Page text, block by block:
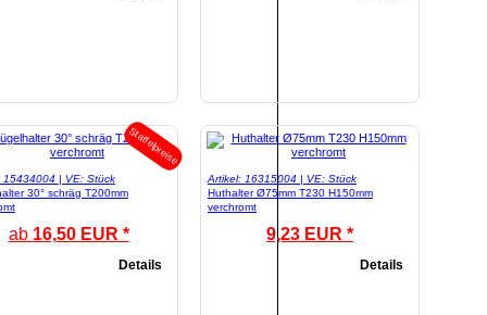
Staffelpreise
15434004 | VE: Stück
30° schräg T200mm
ab 16,50 EUR *
Details
Artikel: 16315004 | VE: Stück
Huthalter Ø75mm T230 H150mm
verchromt
9,23 EUR *
Details